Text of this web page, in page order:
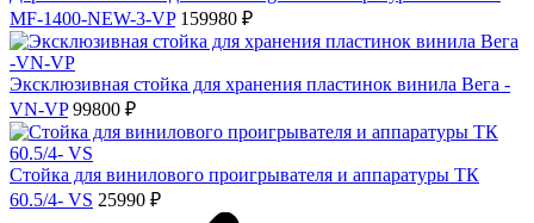
MF-1400-NEW-3-VP 159980 ₽
Эксклюзивная стойка для хранения пластинок винила Вега -
VN-VP 99800 ₽
Стойка для винилового проигрывателя и аппаратуры ТК
60.5/4- VS 25990 ₽